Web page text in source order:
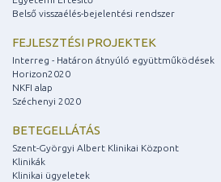
Belső visszaélés-bejelentési rendszer
FEJLESZTÉSI PROJEKTEK
Interreg - Határon átnyúló együttműködések
Horizon2020
NKFI alap
Széchenyi 2020
BETEGELLÁTÁS
Szent-Györgyi Albert Klinikai Központ
Klinikák
Klinikai ügyeletek